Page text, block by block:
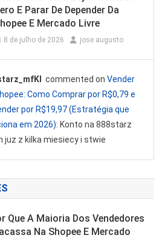
E Parar De Depender Da
E Mercado Livre
8 de julho de 2026 jose augusto
commented onVender
Como Comprar por R$0,79 e
por R$19,97 (Estratégia que
em 2026): Konto na 888starz
juz z kilka miesiecy i stwie
Que A Maioria Dos Vendedores
Na Shopee E Mercado